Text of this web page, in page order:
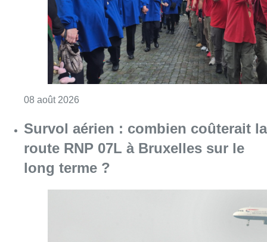
08 août 2026
Survol aérien : combien coûterait la
route RNP 07L à Bruxelles sur le
long terme ?